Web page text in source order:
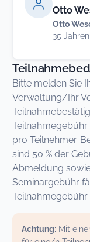
Otto
Otto
35
Bitte melden Sie
Verwaltung/Ihr
Teilnahmegebühr
pro Teilnehmer.
sind 50 % der
Abmeldung
Seminargebühr
Teilnahmegebühr
Achtung: Mit